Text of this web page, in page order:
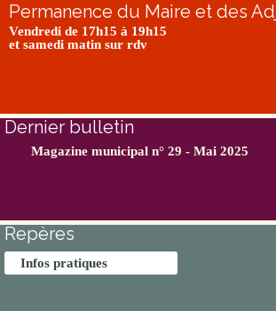
Permanence du Maire et des
Vendredi de 17h15 à 19h15
et samedi matin sur rdv
Dernier bulletin
Magazine municipal n° 29 - Mai 2025
Repères
Infos pratiques